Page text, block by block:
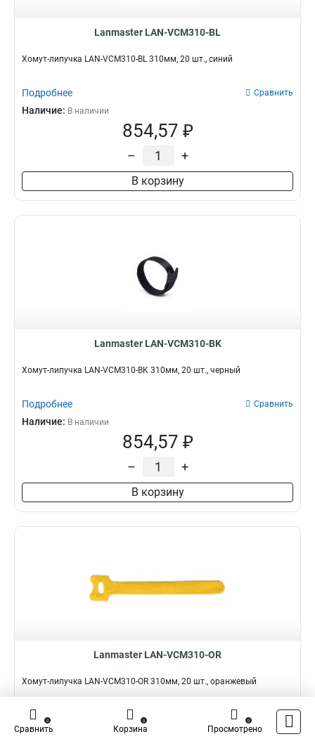
Lanmaster LAN-VCM310-BL
Хомут-липучка LAN-VCM310-BL 310мм, 20 шт., синий
Подробнее Сравнить
Наличие: В наличии
854,57 ₽
– +
В корзину
Lanmaster LAN-VCM310-BK
Хомут-липучка LAN-VCM310-BK 310мм, 20 шт., черный
Подробнее Сравнить
Наличие: В наличии
854,57 ₽
– +
В корзину
Lanmaster LAN-VCM310-OR
Хомут-липучка LAN-VCM310-OR 310мм, 20 шт., оранжевый
Подробнее Сравнить
Наличие:
Сравнить
0
Корзина
0
Просмотрено
0